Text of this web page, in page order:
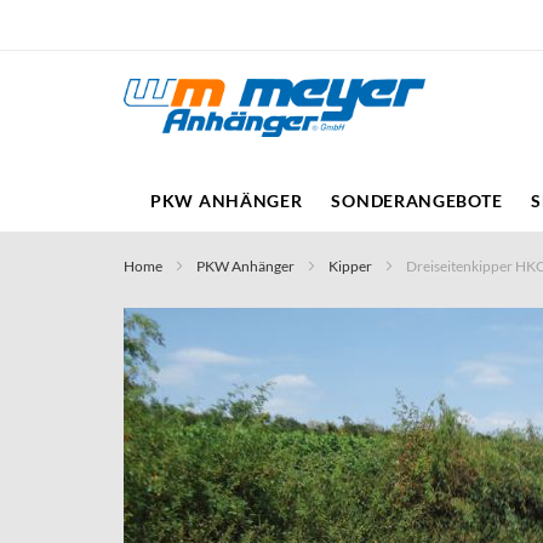
Inhalt
PKW ANHÄNGER SONDERANGEBOTE
Home PKW Anhänger Kipper Dreiseitenkipper
Skip
to
the
end
of
the
images
gallery